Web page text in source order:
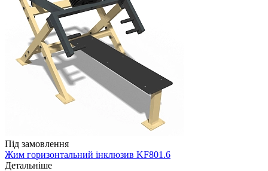
Під замовлення
Жим горизонтальний інклюзив KF801.6
Детальніше